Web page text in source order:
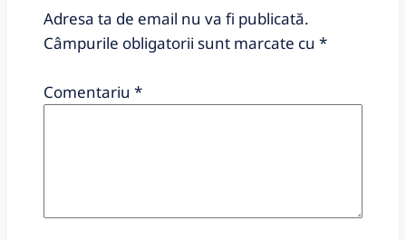
Adresa ta de email nu va fi publicată.
Câmpurile obligatorii sunt marcate cu *
Comentariu *